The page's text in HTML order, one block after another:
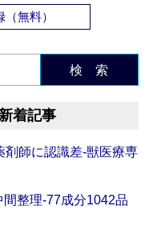
無料）
検 索
着記事
剤師に認識差‐獣医療専
整理‐77成分1042品